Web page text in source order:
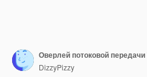
DizzyPizzy